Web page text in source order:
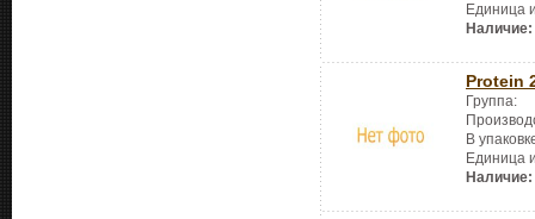
Единица
Наличие:
Protein
Группа:
В
Единица
Наличие: